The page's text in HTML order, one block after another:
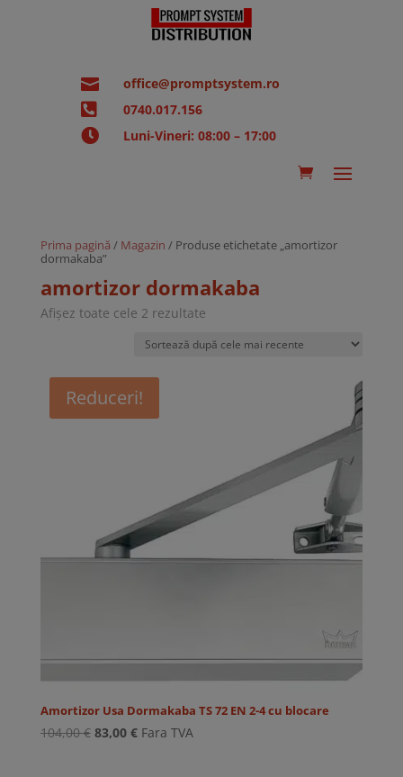
 office@promptsystem.ro
 0740.017.156
 Luni-Vineri: 08:00 – 17:00
Prima pagină / Magazin / Produse etichetate „amortizor
dormakaba”
amortizor dormakaba
Afișez toate cele 2 rezultateSortat
cele
mai
Reduceri!
Amortizor Usa Dormakaba TS 72 EN 2-4 cu blocare
104,00€ Prețul
83,00 €Prețul
Fara TVA